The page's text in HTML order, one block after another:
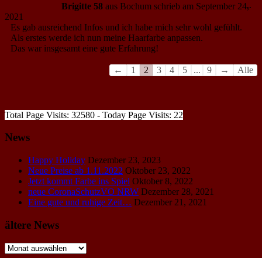
Brigitte 58 aus Bochum schrieb am September 24,
2021
Es gab ausreichend Infos und ich habe mich sehr wohl gefühlt.
Als erstes werde ich nun meine Haarfarbe anpassen.
Das war insgesamt eine gute Erfahrung!
...
Navigation
← 1 2 3 4 5 ... 9 → Alle
Total Page Visits: 32580 - Today Page Visits: 22
News
Happy Holiday Dezember 23, 2023
Neue Preise ab 1.11.2022 Oktober 23, 2022
Jetzt kommt Farbe ins Spiel Oktober 8, 2022
neue CoronaSchutzVO NRW Dezember 28, 2021
Eine gute und ruhige Zeit… Dezember 21, 2021
ältere News
ältere